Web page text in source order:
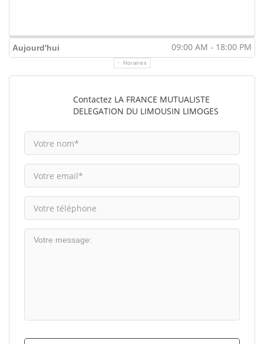
Aujourd'hui 09:00 AM - 18:00 PM
Horaires
Contactez LA FRANCE MUTUALISTE
DELEGATION DU LIMOUSIN LIMOGES